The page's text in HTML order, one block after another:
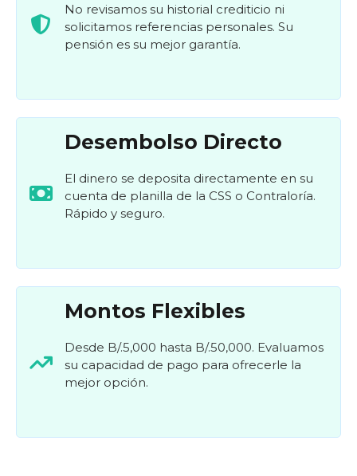
No revisamos su historial crediticio ni
solicitamos referencias personales. Su
pensión es su mejor garantía.
Desembolso Directo
El dinero se deposita directamente en su
cuenta de planilla de la CSS o Contraloría.
Rápido y seguro.
Montos Flexibles
Desde B/.5,000 hasta B/.50,000. Evaluamos
su capacidad de pago para ofrecerle la
mejor opción.